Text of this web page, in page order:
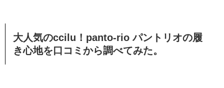
大人気のccilu！panto-rio パントリオの履
き心地を口コミから調べてみた。